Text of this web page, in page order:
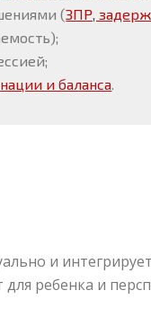
(ЗПР,
и баланса.
и
ребенка и